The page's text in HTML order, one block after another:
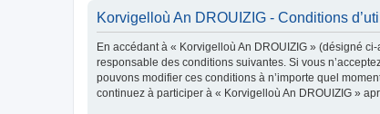
Korvigelloù An DROUIZIG - Conditions
En accédant à « Korvigelloù An DROUIZIG » (désigné
responsable des conditions suivantes. Si vous
pouvons modifier ces conditions à n’importe quel
continuez à participer à « Korvigelloù An DROUIZIG »